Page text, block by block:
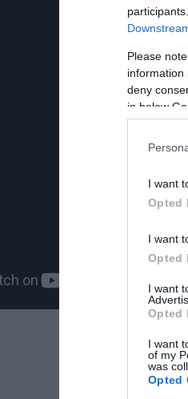
Please
information
deny
in below
I want
Opted
I want
Opted
I want
Opted
I want
of my
was
Opted